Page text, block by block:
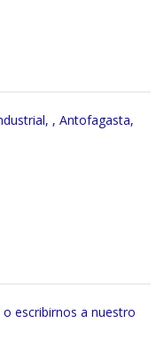
, Antofagasta,
escribirnos a nuestro